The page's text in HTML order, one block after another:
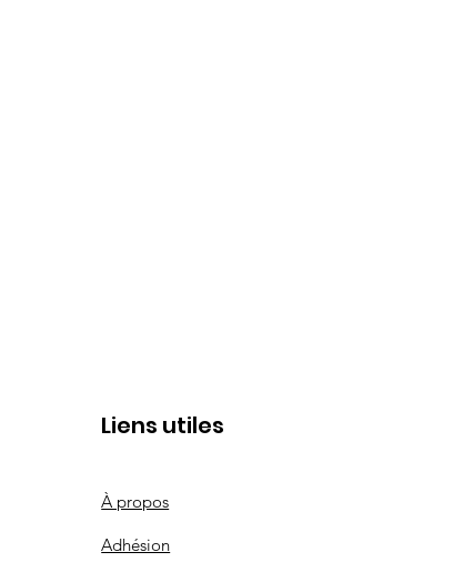
Liens utiles
À propos
Adhésion